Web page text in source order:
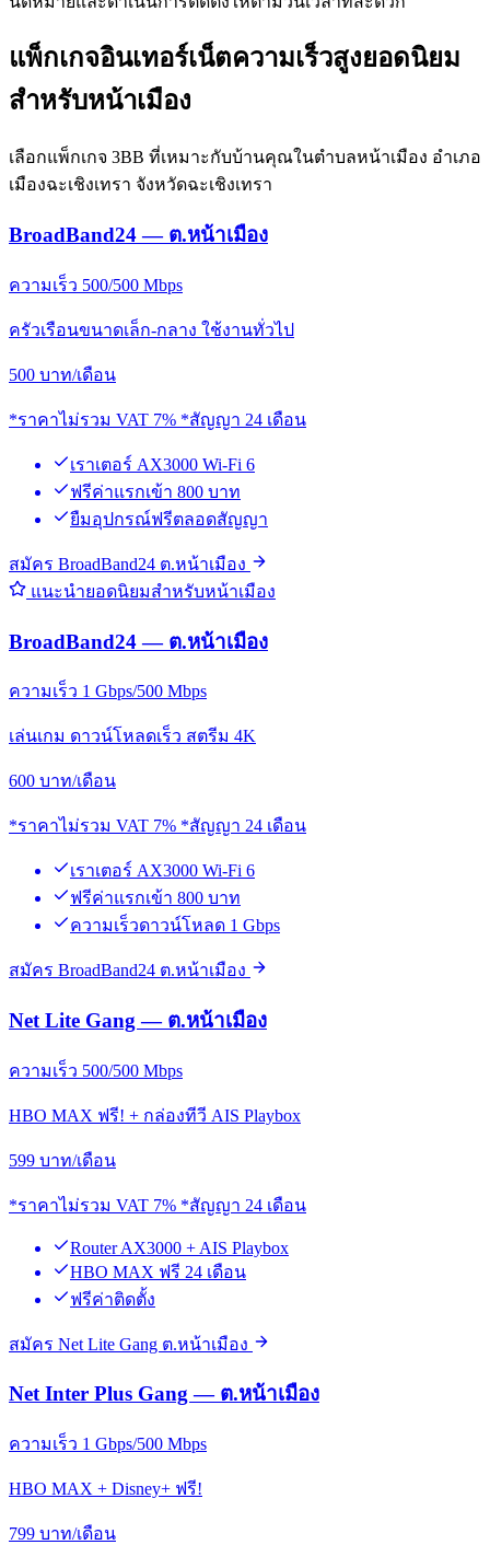
แพ็กเกจอินเทอร์เน็ตความเร็วสูงยอดนิยม
สำหรับหน้าเมือง
เลือกแพ็กเกจ 3BB ที่เหมาะกับบ้านคุณในตำบลหน้าเมือง อำเภอ
เมืองฉะเชิงเทรา จังหวัดฉะเชิงเทรา
BroadBand24 — ต.หน้าเมือง
ความเร็ว 500/500 Mbps
ครัวเรือนขนาดเล็ก-กลาง ใช้งานทั่วไป
500 บาท/เดือน
*ราคาไม่รวม VAT 7% *สัญญา 24 เดือน
เราเตอร์ AX3000 Wi-Fi 6
ฟรีค่าแรกเข้า 800 บาท
ยืมอุปกรณ์ฟรีตลอดสัญญา
สมัคร BroadBand24 ต.หน้าเมือง
แนะนำยอดนิยมสำหรับหน้าเมือง
BroadBand24 — ต.หน้าเมือง
ความเร็ว 1 Gbps/500 Mbps
เล่นเกม ดาวน์โหลดเร็ว สตรีม 4K
600 บาท/เดือน
*ราคาไม่รวม VAT 7% *สัญญา 24 เดือน
เราเตอร์ AX3000 Wi-Fi 6
ฟรีค่าแรกเข้า 800 บาท
ความเร็วดาวน์โหลด 1 Gbps
สมัคร BroadBand24 ต.หน้าเมือง
Net Lite Gang — ต.หน้าเมือง
ความเร็ว 500/500 Mbps
HBO MAX ฟรี! + กล่องทีวี AIS Playbox
599 บาท/เดือน
*ราคาไม่รวม VAT 7% *สัญญา 24 เดือน
Router AX3000 + AIS Playbox
HBO MAX ฟรี 24 เดือน
ฟรีค่าติดตั้ง
สมัคร Net Lite Gang ต.หน้าเมือง
Net Inter Plus Gang — ต.หน้าเมือง
ความเร็ว 1 Gbps/500 Mbps
HBO MAX + Disney+ ฟรี!
799 บาท/เดือน